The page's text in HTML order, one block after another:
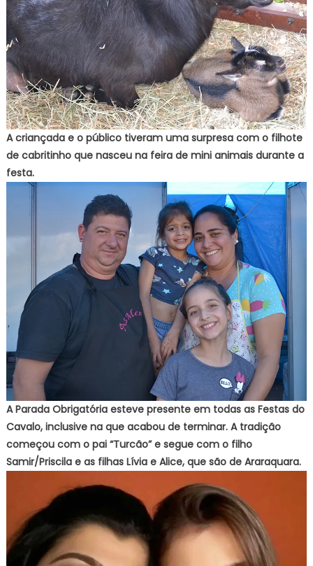
A criançada e o público tiveram uma surpresa com o filhote
de cabritinho que nasceu na feira de mini animais durante a
festa.
A Parada Obrigatória esteve presente em todas as Festas do
Cavalo, inclusive na que acabou de terminar. A tradição
começou com o pai “Turcão” e segue com o filho
Samir/Priscila e as filhas Lívia e Alice, que são de Araraquara.